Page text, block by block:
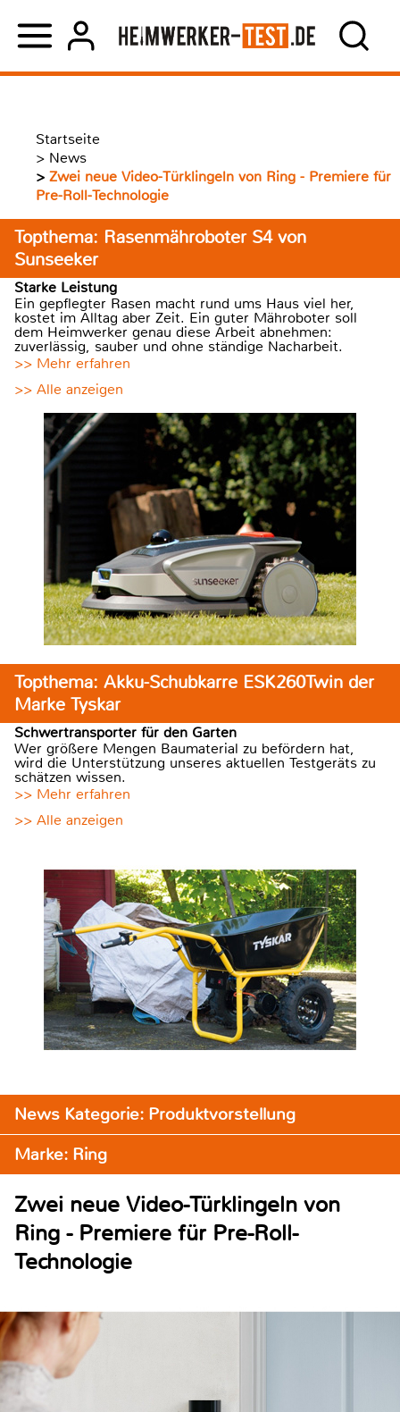
Startseite
> News
> Zwei neue Video-Türklingeln von Ring - Premiere für
Pre-Roll-Technologie
Topthema: Rasenmähroboter S4 von
Sunseeker
Starke Leistung
Ein gepflegter Rasen macht rund ums Haus viel her,
kostet im Alltag aber Zeit. Ein guter Mähroboter soll
dem Heimwerker genau diese Arbeit abnehmen:
zuverlässig, sauber und ohne ständige Nacharbeit.
>> Mehr erfahren
>> Alle anzeigen
Topthema: Akku-Schubkarre ESK260Twin der
Marke Tyskar
Schwertransporter für den Garten
Wer größere Mengen Baumaterial zu befördern hat,
wird die Unterstützung unseres aktuellen Testgeräts zu
schätzen wissen.
>> Mehr erfahren
>> Alle anzeigen
News Kategorie: Produktvorstellung
Marke: Ring
Zwei neue Video-Türklingeln von
Ring - Premiere für Pre-Roll-
Technologie